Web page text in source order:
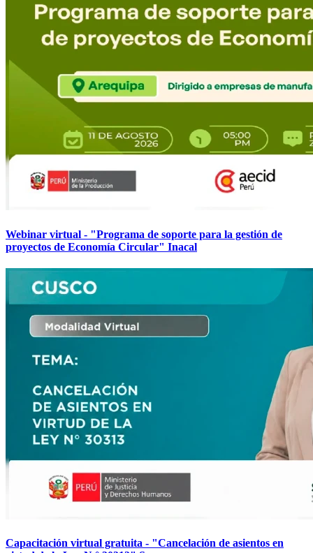
Webinar virtual - "Programa de soporte para la gestión de
proyectos de Economía Circular" Inacal
Capacitación virtual gratuita - "Cancelación de asientos en